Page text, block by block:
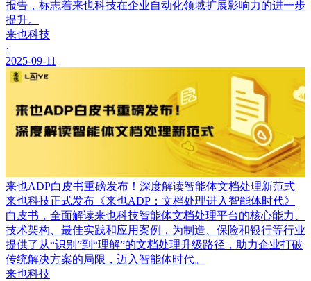
报告，标志着来也科技在企业自动化领域扩展影响力的进一步
提升。
来也科技
·
2025-09-11
来也ADP白皮书重磅发布！深度解读智能体文档处理新范式
来也科技正式发布《来也ADP：文档处理进入智能体时代》
白皮书，全面解读来也科技智能体文档处理平台的核心能力、
技术架构、最佳实践和应用案例，为制造、保险和银行等行业
提供了从“识别”到“理解”的文档处理升级路径，助力企业打破
传统解决方案的局限，迈入智能体时代。
来也科技